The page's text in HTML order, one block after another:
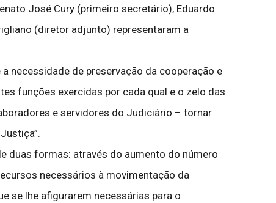
José Cury (primeiro secretário), Eduardo
(diretor adjunto) representaram a
necessidade de preservação da cooperação e
funções exercidas por cada qual e o zelo das
e servidores do Judiciário – tornar
duas formas: através do aumento do número
necessários à movimentação da
se lhe afigurarem necessárias para o